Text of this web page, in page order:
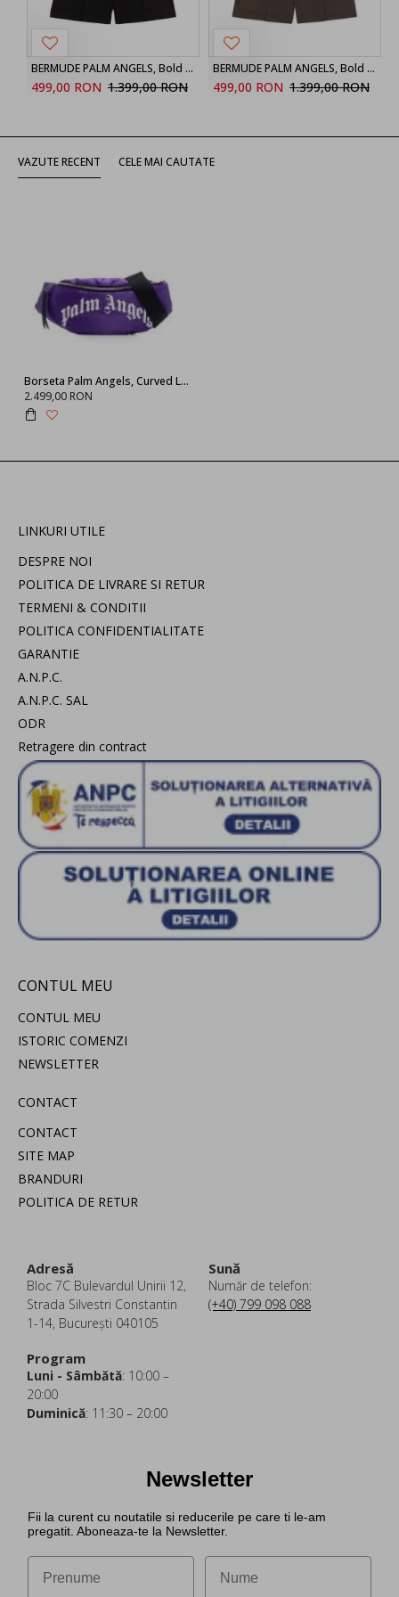
BERMUDE PALM ANGELS, Bold Back Logo, Black
499,00 RON 1.399,00 RON
BERMUDE PALM ANGELS, Bold Back Logo, Brown
499,00 RON 1.399,00 RON
VAZUTE RECENT CELE MAI CAUTATE
Borseta Palm Angels, Curved Logo nylon Purple
2.499,00 RON
LINKURI UTILE
DESPRE NOI
POLITICA DE LIVRARE SI RETUR
TERMENI & CONDITII
POLITICA CONFIDENTIALITATE
GARANTIE
A.N.P.C.
A.N.P.C. SAL
ODR
Retragere din contract
CONTUL MEU
CONTUL MEU
ISTORIC COMENZI
NEWSLETTER
CONTACT
CONTACT
SITE MAP
BRANDURI
POLITICA DE RETUR
Adresă
Bloc 7C Bulevardul Unirii 12,
Strada Silvestri Constantin
1-14, București 040105
Sună
Număr de telefon:
(+40) 799 098 088
Program
Luni - Sâmbătă: 10:00 –
20:00
Duminică: 11:30 – 20:00
Newsletter
Fii la curent cu noutatile si reducerile pe care ti le-am
pregatit. Aboneaza-te la Newsletter.